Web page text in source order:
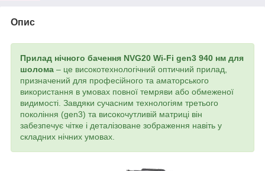
Опис
Прилад нічного бачення NVG20 Wi-Fi gen3 940 нм для
шолома – це високотехнологічний оптичний прилад,
призначений для професійного та аматорського
використання в умовах повної темряви або обмеженої
видимості. Завдяки сучасним технологіям третього
покоління (gen3) та високочутливій матриці він
забезпечує чітке і деталізоване зображення навіть у
складних нічних умовах.